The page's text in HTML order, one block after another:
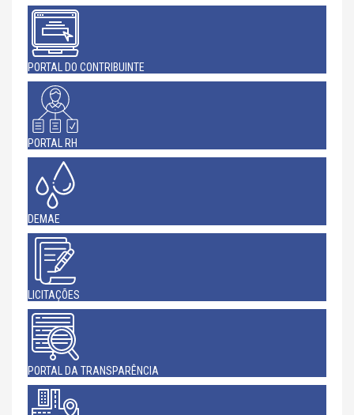
PORTAL DO CONTRIBUINTE
PORTAL RH
DEMAE
LICITAÇÕES
PORTAL DA TRANSPARÊNCIA